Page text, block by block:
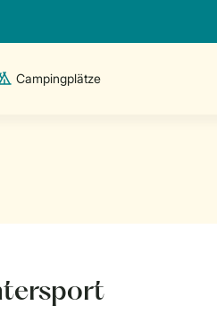
Campingplätze